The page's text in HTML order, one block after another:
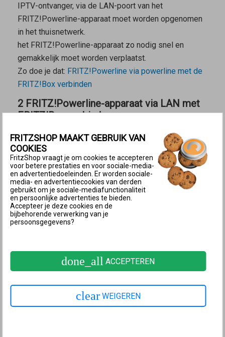
IPTV-ontvanger, via de LAN-poort van het
FRITZ!Powerline-apparaat moet worden opgenomen
in het thuisnetwerk.
het FRITZ!Powerline-apparaat zo nodig snel en
gemakkelijk moet worden verplaatst.
Zo doe je dat: FRITZ!Powerline via powerline met de
FRITZ!Box verbinden
2 FRITZ!Powerline-apparaat via LAN met
FRITZ!Box verbinden
Verbindingsscenario voor het verbindingstype LAN-bridge
Een LAN-verbinding met de FRITZ!Box is zinvol
wanneer
het FRITZ!Powerline-apparaat buiten het Wi-Fi-bereik
van de FRITZ!Box of een andere repeater in het
thuisnetwerk moet worden geplaatst.
vanaf de plaats waar het FRITZ!Powerline-apparaat
aanwezige bekabeling voor het netwerk in huis.
Zo doe je dat:FRITZ!Powerline via LAN met de
FRITZ!Box verbinden
3 FRITZ!Powerline-apparaat via Wi-Fi met
FRITZSHOP MAAKT GEBRUIK VAN
COOKIES
FritzShop vraagt je om cookies te accepteren
voor betere prestaties en voor sociale-media-
en advertentiedoeleinden. Er worden sociale-
media- en advertentiecookies van derden
gebruikt om je sociale-mediafunctionaliteit
en persoonlijke advertenties te bieden.
Accepteer je deze cookies en de
bijbehorende verwerking van je
persoonsgegevens?
done_all ACCEPTEREN
clear WEIGEREN